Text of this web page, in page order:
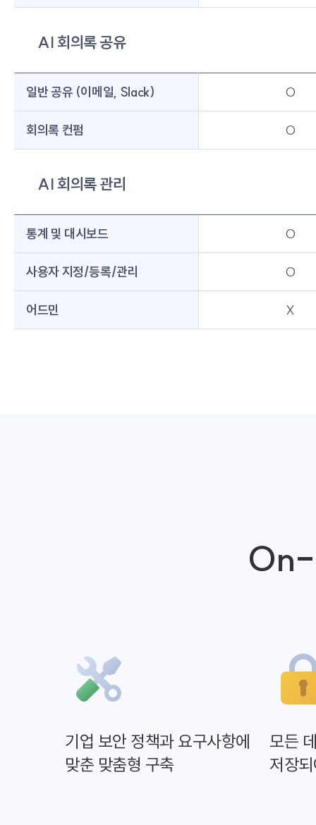
AI 회의록 공유
일반 공유 (이메일, Slack) O
회의록 컨펌 O
AI 회의록 관리
통계 및 대시보드 O
사용자 지정/등록/관리 O
어드민 X
On-
기업 보안 정책과 요구사항에
맞춘 맞춤형 구축
모든
저장